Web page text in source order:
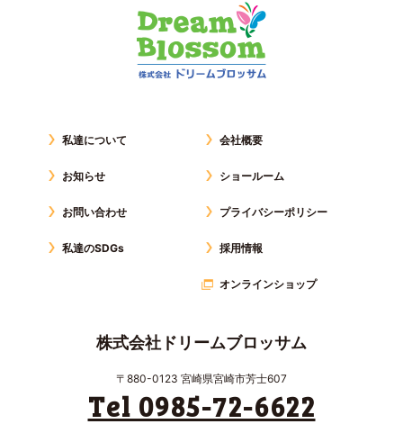
私達について
お知らせ
お問い合わせ
私達のSDGs
会社概要
ショールーム
プライバシーポリシー
採用情報
オンラインショップ
株式会社ドリームブロッサム
〒880-0123 宮崎県宮崎市芳士607
Tel 0985-72-6622